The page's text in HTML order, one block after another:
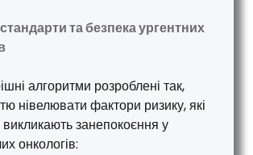
стандарти та безпека ургентних
алгоритми розроблені так,
нівелювати фактори ризику, які
викликають занепокоєння у
онкологів: